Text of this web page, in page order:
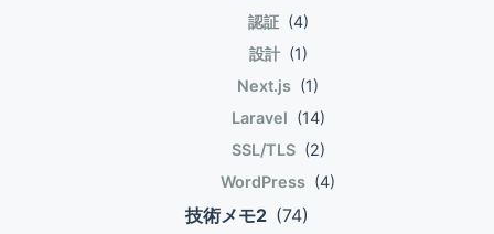
class ArticleListAdapter(private val
articles: List = emptyList() override fun
getCount(): Int = articles.size override fun
getItem(position: Int): Any? =
articles[position] override fun
override fun getView(position: Int,
convertView: View?, parent:
startActivity(it) } } } }
認証 (4)
設計 (1)
Next.js (1)
Laravel (14)
SSL/TLS (2)
WordPress (4)
技術メモ2 (74)